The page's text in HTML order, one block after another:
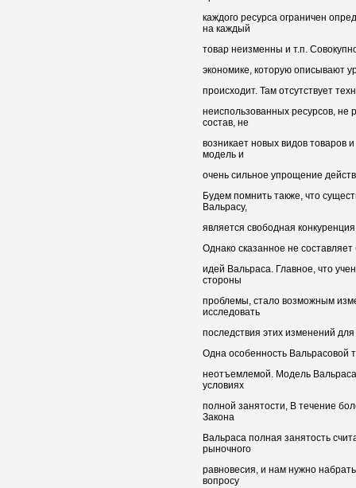
каждого ресурса ограничен
на каждый
товар неизменны и т.п.
экономике, которую описывают
происходит. Там отсутствует
неиспользованных ресурсов, не
состав, не
возникает новых видов товаров
модель и
очень сильное упрощение
Будем помнить также, что
Вальрасу,
является свободная
Однако сказанное не
идей Вальраса. Главное, что
стороны
проблемы, стало возможным
исследовать
последствия этих изменений
Одна особенность Вальрасовой
неотъемлемой. Модель
условиях
полной занятости, В течение
Закона
Вальраса полная занятость
рыночного
равновесия, и нам нужно
вопросу